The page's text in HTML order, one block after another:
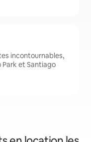
incontournables,
Park et Santiago